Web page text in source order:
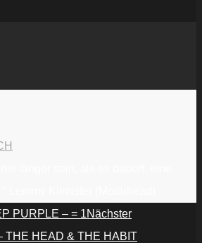
PURPLE – = 1Nächster
THE HEAD & THE HABIT